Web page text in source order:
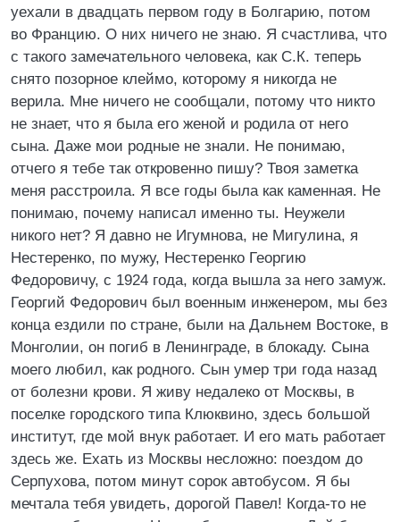
уехали в двадцать первом году в Болгарию, потом
во Францию. О них ничего не знаю. Я счастлива, что
с такого замечательного человека, как С.К. теперь
снято позорное клеймо, которому я никогда не
верила. Мне ничего не сообщали, потому что никто
не знает, что я была его женой и родила от него
сына. Даже мои родные не знали. Не понимаю,
отчего я тебе так откровенно пишу? Твоя заметка
меня расстроила. Я все годы была как каменная. Не
понимаю, почему написал именно ты. Неужели
никого нет? Я давно не Игумнова, не Мигулина, я
Нестеренко, по мужу, Нестеренко Георгию
Федоровичу, с 1924 года, когда вышла за него замуж.
Георгий Федорович был военным инженером, мы без
конца ездили по стране, были на Дальнем Востоке, в
Монголии, он погиб в Ленинграде, в блокаду. Сына
моего любил, как родного. Сын умер три года назад
от болезни крови. Я живу недалеко от Москвы, в
поселке городского типа Клюквино, здесь большой
институт, где мой внук работает. И его мать работает
здесь же. Ехать из Москвы несложно: поездом до
Серпухова, потом минут сорок автобусом. Я бы
мечтала тебя увидеть, дорогой Павел! Когда-то не